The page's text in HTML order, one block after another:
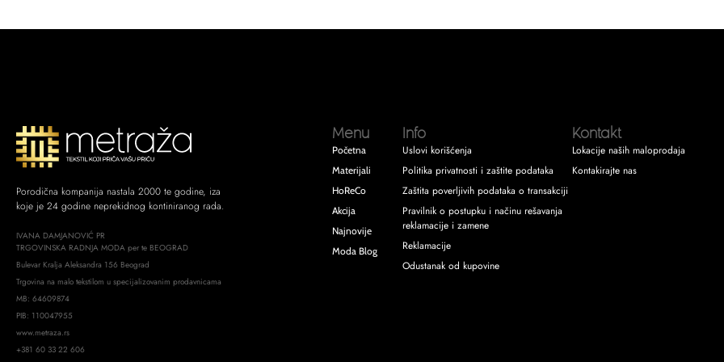
Porodična kompanija nastala 2000 te godine, iza
koje je 24 godine neprekidnog kontiniranog rada.
IVANA DAMJANOVIĆ PR
TRGOVINSKA RADNJA MODA per te BEOGRAD
Bulevar Kralja Aleksandra 156 Beograd
Trgovina na malo tekstilom u specijalizovanim prodavnicama
MB: 64609874
PIB: 110047955
www.metraza.rs
+381 60 33 22 606
Menu
Početna
Materijali
HoReCo
Akcija
Najnovije
Moda Blog
Info
Uslovi korišćenja
Politika privatnosti i zaštite podataka
Zaštita poverljivih podataka o transakciji
Pravilnik o postupku i načinu rešavanja
reklamacije i zamene
Reklamacije
Odustanak od kupovine
Kontakt
Lokacije naših maloprodaja
Kontakirajte nas